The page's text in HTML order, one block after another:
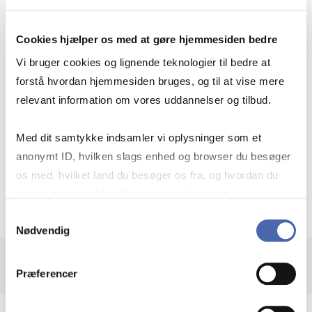
Cookies hjælper os med at gøre hjemmesiden bedre
Vi bruger cookies og lignende teknologier til bedre at
forstå hvordan hjemmesiden bruges, og til at vise mere
relevant information om vores uddannelser og tilbud.
Med dit samtykke indsamler vi oplysninger som et
anonymt ID, hvilken slags enhed og browser du besøger
os med, hvilket land du besøger os fra, og hvordan du
markedsføring. Du bestemmer selv - og kan altid trække
Nødvendig
Præferencer
“Det bedste ved min uddannelse er, at
jeg ikke kun bliver klogere på
også bliver klogere på mig selv. ”
Signe, Cand.merc.(psyk).